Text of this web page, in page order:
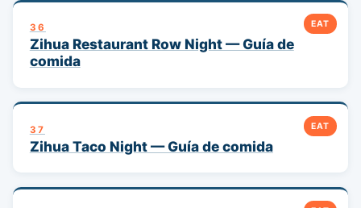
EAT
36
Zihua Restaurant Row Night — Guía de
comida
EAT
37
Zihua Taco Night — Guía de comida